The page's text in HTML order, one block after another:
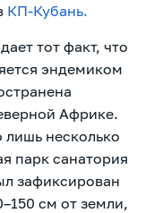
КП-Кубань.
тот факт, что
эндемиком
Африке.
лишь несколько
парк санатория
зафиксирован
см от земли,